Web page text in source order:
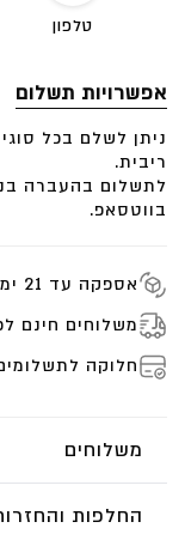
המשלוח מתבצע
טלפון
אפשרויות תשלום
ריבית.
בווטסאפ.
אספקה עד 21 ימי עסקים
משלוחים חינם
חלוקה
משלוחים
החלפות